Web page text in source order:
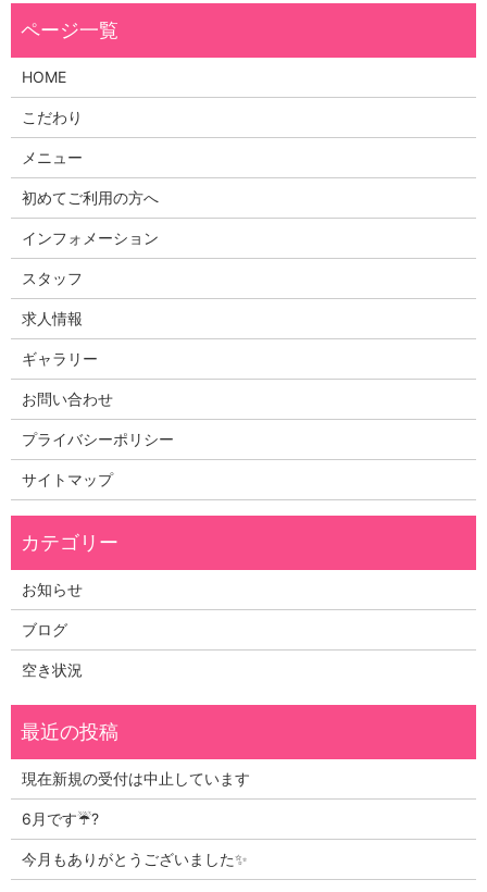
HOME
こだわり
メニュー
初めてご利用の方へ
インフォメーション
スタッフ
求人情報
ギャラリー
お問い合わせ
プライバシーポリシー
サイトマップ
お知らせ
ブログ
空き状況
現在新規の受付は中止しています
6月です☔?
今月もありがとうございました✨